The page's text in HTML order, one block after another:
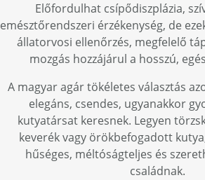
Előfordulhat csípődiszplázia,
emésztőrendszeri érzékenység, de
állatorvosi ellenőrzés, megfelelő
mozgás hozzájárul a hosszú,
A magyar agár tökéletes választás
elegáns, csendes, ugyanakkor
kutyatársat keresnek. Legyen
keverék vagy örökbefogadott
hűséges, méltóságteljes és
családnak.